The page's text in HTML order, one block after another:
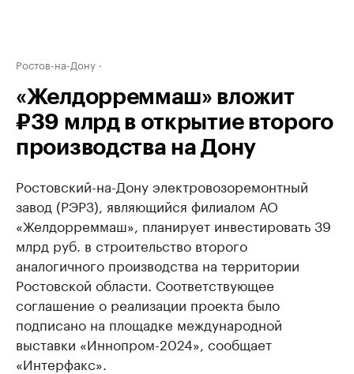
Ростов-на-Дону
«Желдорреммаш» вложит
₽39 млрд в открытие второго
производства на Дону
Ростовский-на-Дону электровозоремонтный
завод (РЭРЗ), являющийся филиалом АО
«Желдорреммаш», планирует инвестировать 39
млрд руб. в строительство второго
аналогичного производства на территории
Ростовской области. Соответствующее
соглашение о реализации проекта было
подписано на площадке международной
выставки «Иннопром-2024», сообщает
«Интерфакс».